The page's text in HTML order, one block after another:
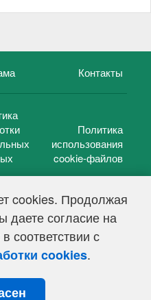
cookies. Продолжая
даете согласие на
соответствии с
cookies.
Контакты
Политика
использования
cookie-файлов
г.
Эл № ФС 77-39848, выдано
сфере связи,
коммуникаций